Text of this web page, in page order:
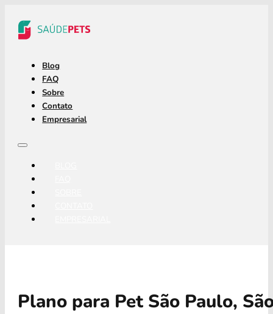
Blog
FAQ
Sobre
Contato
Empresarial
Plano para Pet São Paulo,